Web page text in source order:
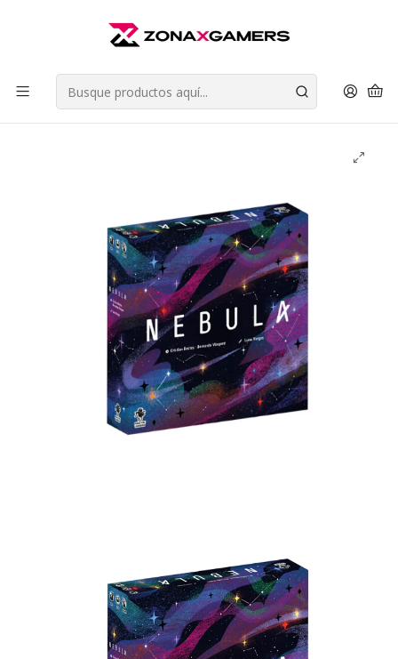
Retiros en Providencia
Leer más
Inicio Juegos de Mesa Juegos de Estrategia Nebula